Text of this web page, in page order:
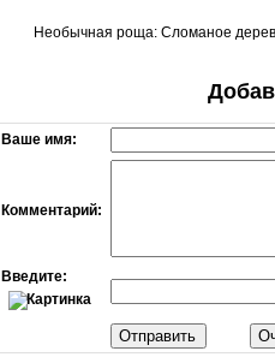
Необычная роща: Сломаное
Ваше имя:
Комментарий:
Введите: